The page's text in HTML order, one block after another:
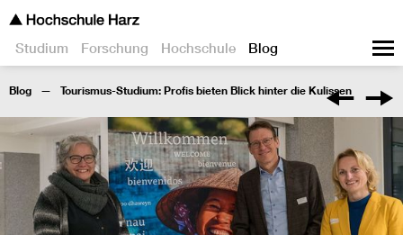
Studium Forschung Hochschule Blog
Blog Tourismus-Studium: Profis bieten Blick hinter die Kulissen